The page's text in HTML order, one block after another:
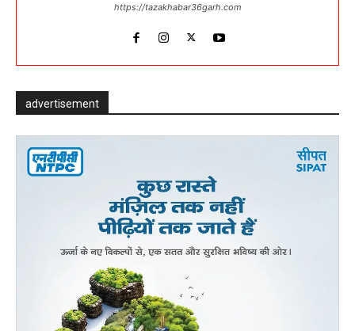
https://tazakhabar36garh.com
advertisement